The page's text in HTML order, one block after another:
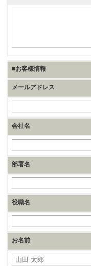
■お客様情報
メールアドレス
会社名
部署名
役職名
お名前